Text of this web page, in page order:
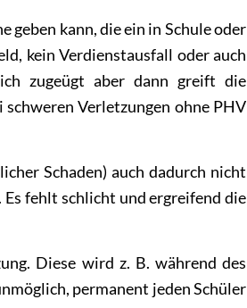
geben kann, die ein in Schule oder
kein Verdienstausfall oder auch
zugeügt aber dann greift die
Verletzungen ohne PHV
Schaden) auch dadurch nicht
fehlt schlicht und ergreifend die
Diese wird z. B. während des
permanent jeden Schüler